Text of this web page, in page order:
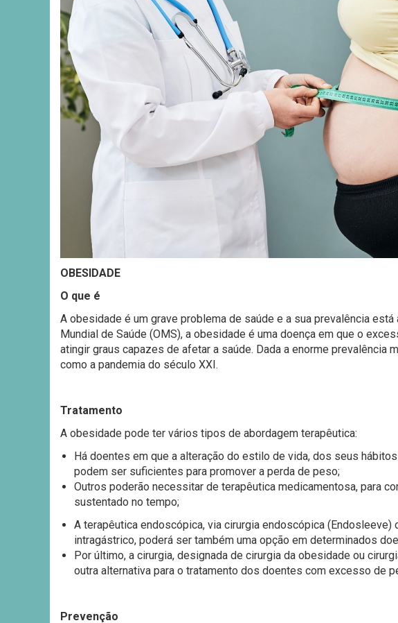
OBESIDADE
O que é
A obesidade é um grave problema de saúde e a sua prevalência está
Mundial de Saúde (OMS), a obesidade é uma doença em que o
atingir graus capazes de afetar a saúde. Dada a enorme prevalência
como a pandemia do século XXI.
Tratamento
A obesidade pode ter vários tipos de abordagem terapêutica:
Há doentes em que a alteração do estilo de vida, dos seus
podem ser suficientes para promover a perda de peso;
Outros poderão necessitar de terapêutica medicamentosa, para
sustentado no tempo;
A terapêutica endoscópica, via cirurgia endoscópica (Endosleeve)
intragástrico, poderá ser também uma opção em determinados
Por último, a cirurgia, designada de cirurgia da obesidade ou
outra alternativa para o tratamento dos doentes com excesso de
Prevenção